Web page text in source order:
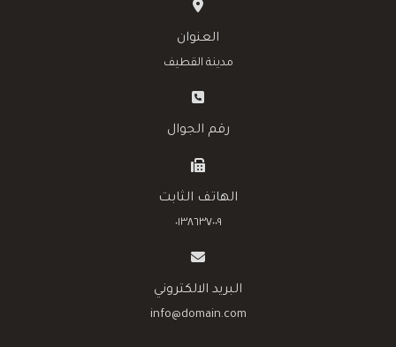
العنوان
مدينة القطيف
رقم الجوال
الهاتف الثابت
٠١٣٨٦٣٧٠٠٩
البريد الالكتروني
info@domain.com